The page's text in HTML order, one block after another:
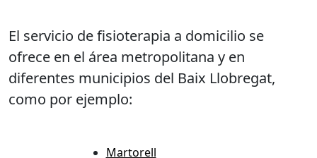
El servicio de fisioterapia a domicilio se
ofrece en el área metropolitana y en
diferentes municipios del Baix Llobregat,
como por ejemplo:
Martorell